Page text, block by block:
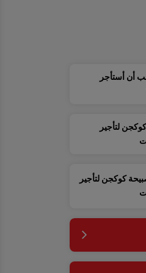
أن أستأجر
لتأجير
كوكجن لتأجير